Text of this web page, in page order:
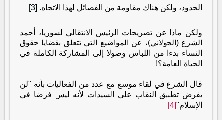
الحدود، ولكن هناك مقاومة من الفصائل لهذا الاتجاه. [3]
ولكن ماذا عن تصريحات الرئيس الانتقالي لسوريا، أحمد
الشرع (الجولاني)، عن المواضيع التي تتعلق بقضايا حقوق
النساء بدءا من اللباس وصولا إلى المشاركة الكاملة في
الحياة العامة؟!
قال الشرع في لقاء موسع مع عدد من الفعاليات بأنه "لن
يفرض تطبيق النقاب على السيدات لأنه ليس فرضا في
الإسلام"[4]